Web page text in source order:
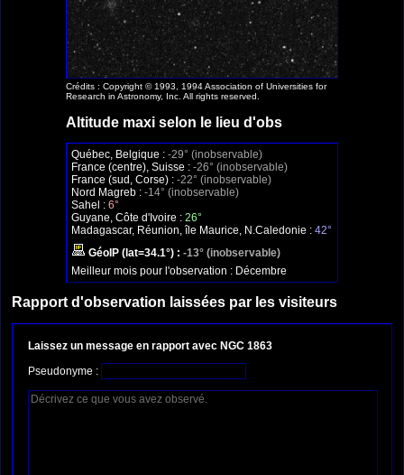
Crédits : Copyright © 1993, 1994 Association of Universities for
Research in Astronomy, Inc. All rights reserved.
Altitude maxi selon le lieu d'obs
Québec, Belgique : -29° (inobservable)
France (centre), Suisse : -26° (inobservable)
France (sud, Corse) : -22° (inobservable)
Nord Magreb : -14° (inobservable)
Sahel : 6°
Guyane, Côte d'Ivoire : 26°
Madagascar, Réunion, île Maurice, N.Caledonie : 42°
GéoIP (lat=34.1°) : -13° (inobservable)
Meilleur mois pour l'observation : Décembre
Rapport d'observation laissées par les visiteurs
Laissez un message en rapport avec NGC 1863
Pseudonyme :